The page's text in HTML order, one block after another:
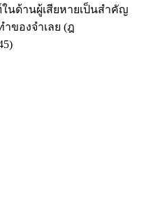
นด้านผู้เสียหายเป็นสำคัญ
ของจำเลย (ฎ